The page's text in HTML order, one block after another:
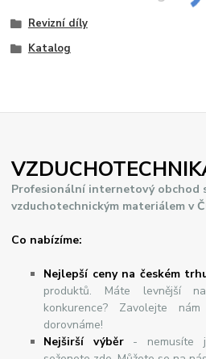
Revizní díly
Katalog
Profesionální internetový obchod
vzduchotechnickým materiálem v
Co nabízíme:
Nejlepší ceny na českém
produktů. Máte levnější
konkurence? Zavolejte
dorovnáme!
Nejširšívýběr- nemusíte